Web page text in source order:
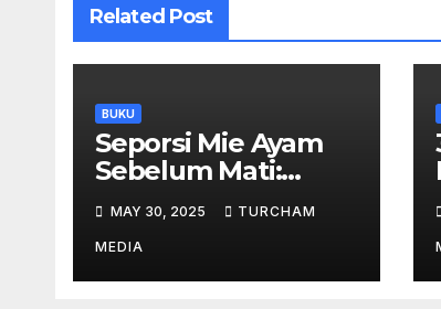
Related Post
BUKU
Seporsi Mie Ayam
Sebelum Mati:
Alasan Untuk
Bertahan Hidup
MAY 30, 2025 TURCHAM
MEDIA